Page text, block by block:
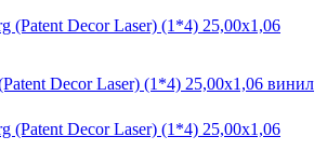
Decor Laser) (1*4) 25,00x1,06 винил